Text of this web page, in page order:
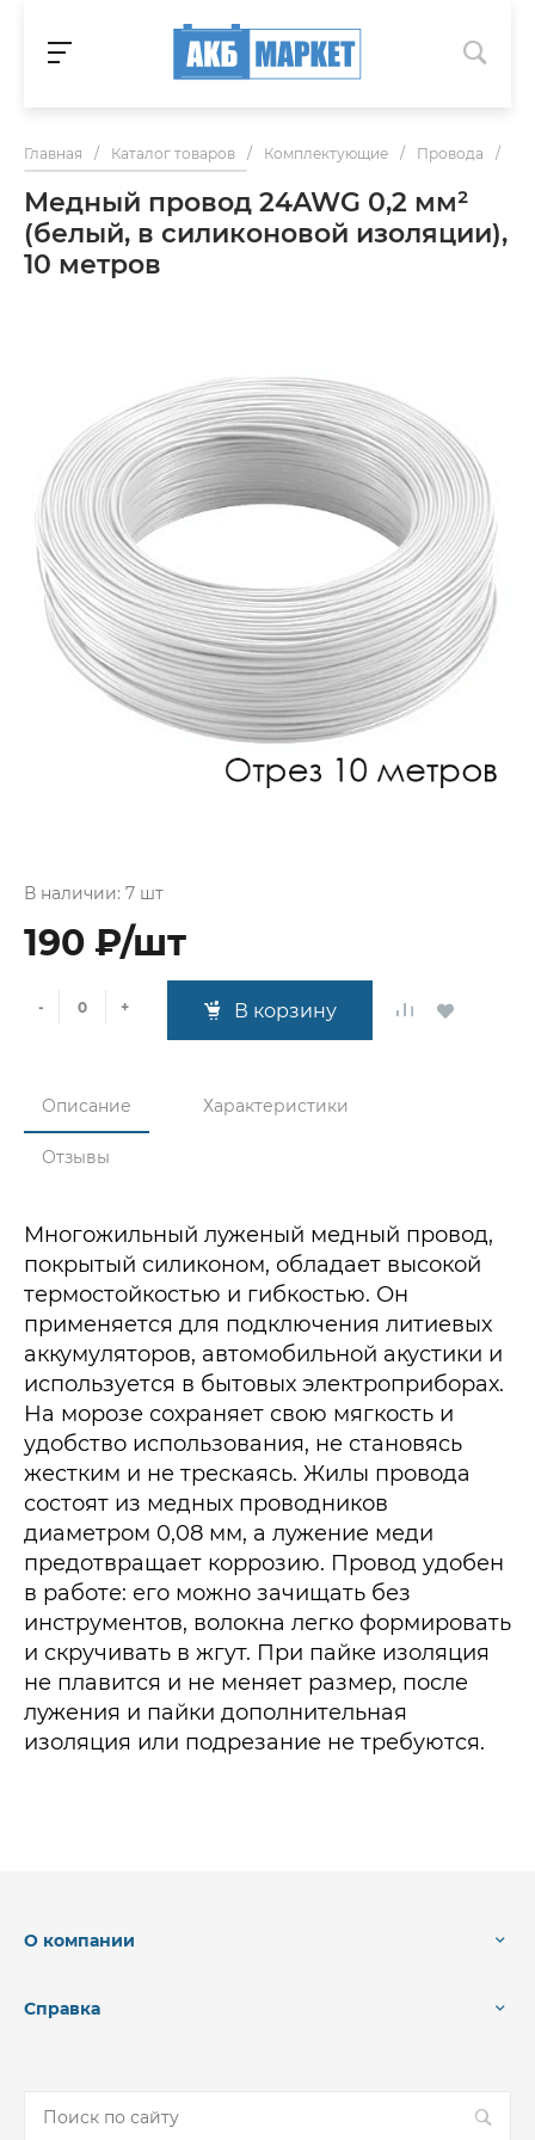
Главная / Каталог товаров / Комплектующие / Провода /
Медный провод 24AWG 0,2 мм²
(белый, в силиконовой изоляции),
10 метров
В наличии: 7 шт
190 ₽/шт
- + В корзину
Описание Характеристики
Отзывы
Многожильный луженый медный провод,
покрытый силиконом, обладает высокой
термостойкостью и гибкостью. Он
применяется для подключения литиевых
аккумуляторов, автомобильной акустики и
используется в бытовых электроприборах.
На морозе сохраняет свою мягкость и
удобство использования, не становясь
жестким и не трескаясь. Жилы провода
состоят из медных проводников
диаметром 0,08 мм, а лужение меди
предотвращает коррозию. Провод удобен
в работе: его можно зачищать без
инструментов, волокна легко формировать
и скручивать в жгут. При пайке изоляция
не плавится и не меняет размер, после
лужения и пайки дополнительная
изоляция или подрезание не требуются.
О компании
Справка